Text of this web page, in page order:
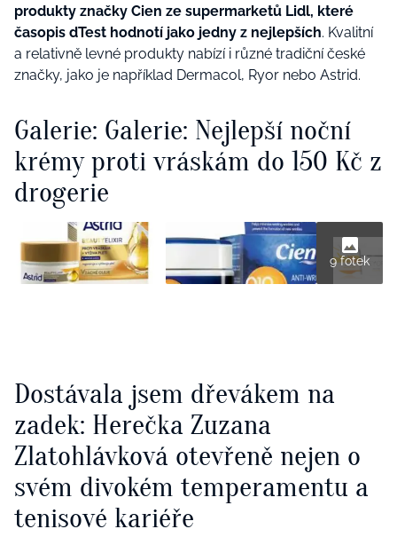
produkty značky Cien ze supermarketů Lidl, které
časopis dTest hodnotí jako jedny z nejlepších. Kvalitní
a relativně levné produkty nabízí i různé tradiční české
značky, jako je například Dermacol, Ryor nebo Astrid.
Galerie: Galerie: Nejlepší noční
krémy proti vráskám do 150 Kč z
drogerie
9 fotek
Dostávala jsem dřevákem na
zadek: Herečka Zuzana
Zlatohlávková otevřeně nejen o
svém divokém temperamentu a
tenisové kariéře